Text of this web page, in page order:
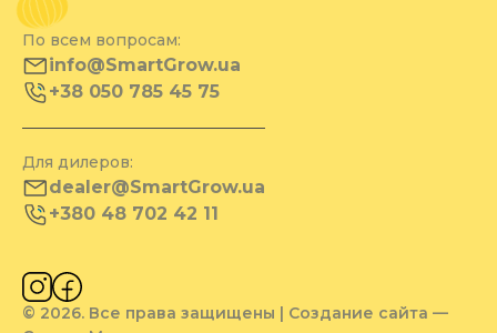
По всем вопросам:
info@SmartGrow.ua
+38 050 785 45 75
Для дилеров:
dealer@SmartGrow.ua
+380 48 702 42 11
© 2026. Все права защищены | Создание сайта —